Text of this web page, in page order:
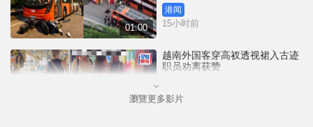
01:00
港闻
15小时前
越南外国客穿高衩透视裙入古迹
职员劝离获赞
国际
瀏覽更多影片